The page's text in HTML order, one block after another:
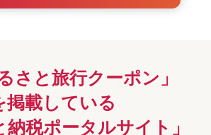
さと旅行クーポン」
掲載している
納税ポータルサイト」